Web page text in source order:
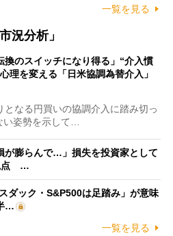
一覧を見る
況分析」
換のスイッチになり得る」“介入慣
理を変える「日米協調為替介入」
なる円買いの協調介入に踏み切っ
姿勢を示して…
が膨らんで…」損失を投資家として
点 …
ダック・S&P500は足踏み」が意味
…
一覧を見る